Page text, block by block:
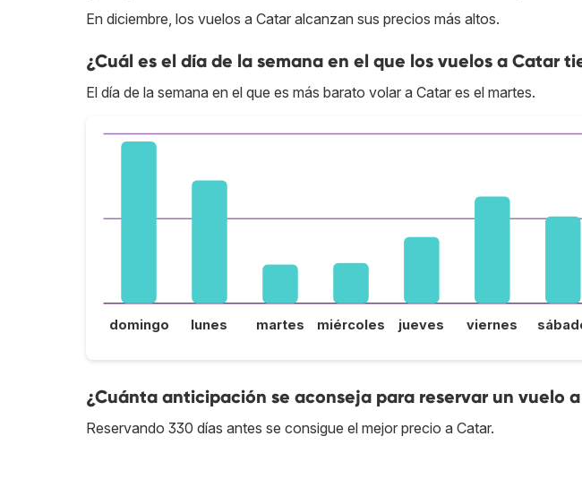
En diciembre, los vuelos a Catar alcanzan sus precios más altos.
¿Cuál es el día de la semana en el que los vuelos a Catar
El día de la semana en el que es más barato volar a Catar es el martes.
domingo lunes martes miércoles jueves viernes
¿Cuánta anticipación se aconseja para reservar un vuelo
Reservando 330 días antes se consigue el mejor precio a Catar.